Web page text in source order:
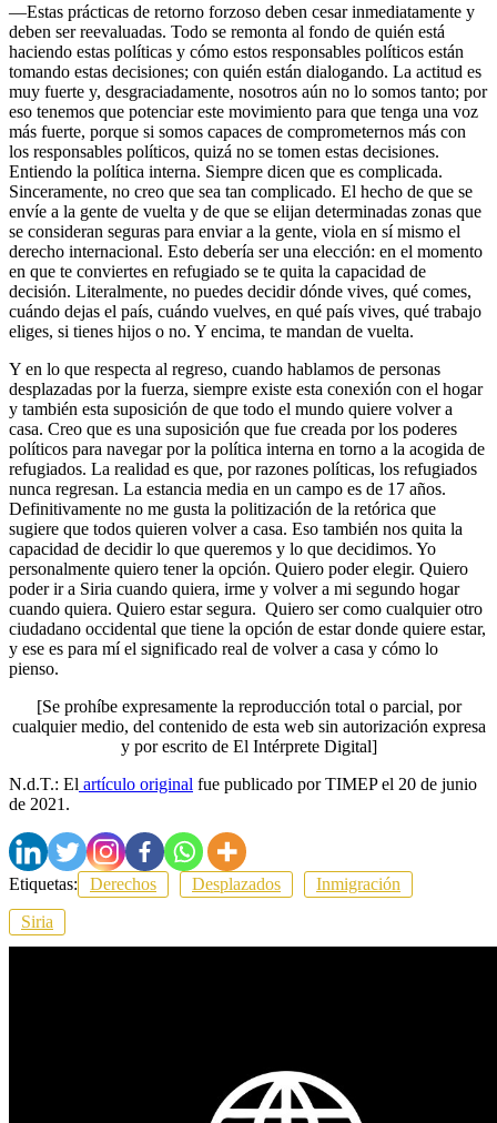
—Estas prácticas de retorno forzoso deben cesar inmediatamente y
deben ser reevaluadas. Todo se remonta al fondo de quién está
haciendo estas políticas y cómo estos responsables políticos están
tomando estas decisiones; con quién están dialogando. La actitud es
muy fuerte y, desgraciadamente, nosotros aún no lo somos tanto; por
eso tenemos que potenciar este movimiento para que tenga una voz
más fuerte, porque si somos capaces de comprometernos más con
los responsables políticos, quizá no se tomen estas decisiones.
Entiendo la política interna. Siempre dicen que es complicada.
Sinceramente, no creo que sea tan complicado. El hecho de que se
envíe a la gente de vuelta y de que se elijan determinadas zonas que
se consideran seguras para enviar a la gente, viola en sí mismo el
derecho internacional. Esto debería ser una elección: en el momento
en que te conviertes en refugiado se te quita la capacidad de
decisión. Literalmente, no puedes decidir dónde vives, qué comes,
cuándo dejas el país, cuándo vuelves, en qué país vives, qué trabajo
eliges, si tienes hijos o no. Y encima, te mandan de vuelta.
Y en lo que respecta al regreso, cuando hablamos de personas
desplazadas por la fuerza, siempre existe esta conexión con el hogar
y también esta suposición de que todo el mundo quiere volver a
casa. Creo que es una suposición que fue creada por los poderes
políticos para navegar por la política interna en torno a la acogida de
refugiados. La realidad es que, por razones políticas, los refugiados
nunca regresan. La estancia media en un campo es de 17 años.
Definitivamente no me gusta la politización de la retórica que
sugiere que todos quieren volver a casa. Eso también nos quita la
capacidad de decidir lo que queremos y lo que decidimos. Yo
personalmente quiero tener la opción. Quiero poder elegir. Quiero
poder ir a Siria cuando quiera, irme y volver a mi segundo hogar
cuando quiera. Quiero estar segura. Quiero ser como cualquier otro
ciudadano occidental que tiene la opción de estar donde quiere estar,
y ese es para mí el significado real de volver a casa y cómo lo
pienso.
[Se prohíbe expresamente la reproducción total o parcial, por
cualquier medio, del contenido de esta web sin autorización expresa
y por escrito de El Intérprete Digital]
N.d.T.: El artículo original fue publicado por TIMEP el 20 de junio
de 2021.
Etiquetas: Derechos Desplazados
Inmigración
Siria